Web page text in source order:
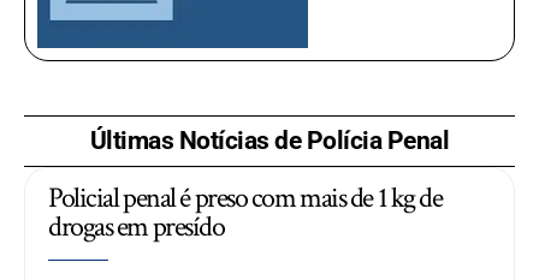
Últimas Notícias de Polícia Penal
Policial penal é preso com mais de 1 kg de
drogas em presído